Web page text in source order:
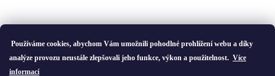
Používáme cookies, abychom Vám umožnili pohodlné prohlížení webu a díky
analýze provozu neustále zlepšovali jeho funkce, výkon a použitelnost. Více
informací
Vytvořil Shoptet